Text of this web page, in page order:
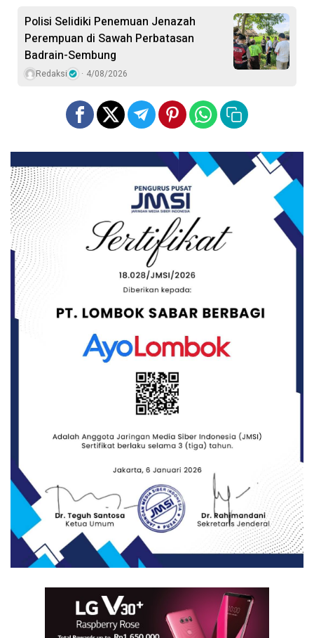
Polisi Selidiki Penemuan Jenazah
Perempuan di Sawah Perbatasan
Badrain-Sembung
Redaksi 4/08/2026